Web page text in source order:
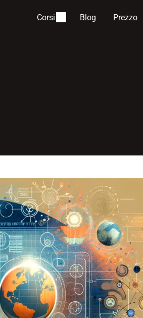
Corsi Blog Prezzo